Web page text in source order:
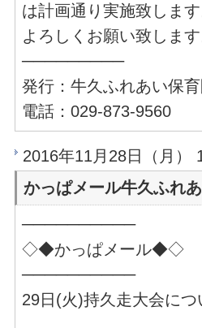
は計画通り実施致します
よろしくお願い致します
─────────
発行：牛久ふれあい保
電話：029-873-9560
2016年11月28日（月）
かっぱメール牛久ふれ
──────────
◇◆かっぱメール◆◇
──────────
29日(火)持久走大会に